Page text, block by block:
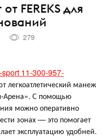
FEREKS для
279
sport 11-300-957-
легкоатлетический манеж
Арена». С помощью
можно оперативно
зонах — это помогает
эксплуатацию удобней.